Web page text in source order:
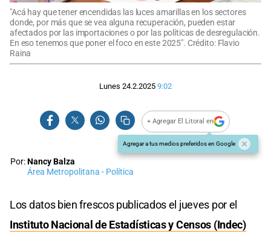
"Acá hay que tener encendidas las luces amarillas en los sectores
donde, por más que se vea alguna recuperación, pueden estar
afectados por las importaciones o por las políticas de desregulación.
En eso tenemos que poner el foco en este 2025". Crédito: Flavio
Raina
Lunes 24.2.2025 9:02
+ Agregar El Litoral en
Agregar a tus medios preferidos en Google
Por:Nancy Balza
Área Metropolitana - Política
Los datos bien frescos publicados el jueves por el
Instituto Nacional de Estadísticas y Censos (Indec)